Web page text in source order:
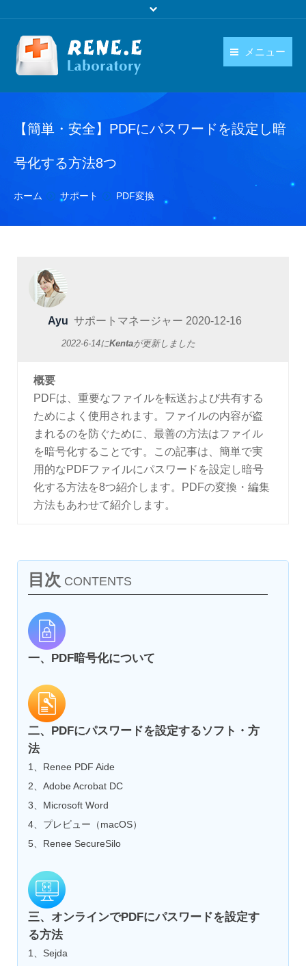
メニュー
製品
ダウンロード
操作ガイド
お問い合わせ
日本語
【簡単・安全】PDFにパスワードを設定し暗
号化する方法8つ
You are here:
ホーム サポート PDF変換
Ayu サポートマネージャー 2020-12-16
2022-6-14にKentaが更新しました
概要
PDFは、重要なファイルを転送および共有する
ためによく使用されます。ファイルの内容が盗
まれるのを防ぐために、最善の方法はファイル
を暗号化することです。この記事は、簡単で実
用的なPDFファイルにパスワードを設定し暗号
化する方法を8つ紹介します。PDFの変換・編集
方法もあわせて紹介します。
目次 CONTENTS
一、PDF暗号化について
二、PDFにパスワードを設定するソフト・方
法
1、Renee PDF Aide
2、Adobe Acrobat DC
3、Microsoft Word
4、プレビュー（macOS）
5、Renee SecureSilo
三、オンラインでPDFにパスワードを設定す
る方法
1、Sejda